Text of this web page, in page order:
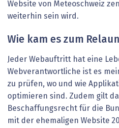
Website von Meteoschweiz
weiterhin sein wird.
Wie kam es zum
Jeder Webauftritt hat eine
Webverantwortliche ist es
zu prüfen, wo und wie
optimieren sind. Zudem gilt
Beschaffungsrecht für die
mit der ehemaligen Website